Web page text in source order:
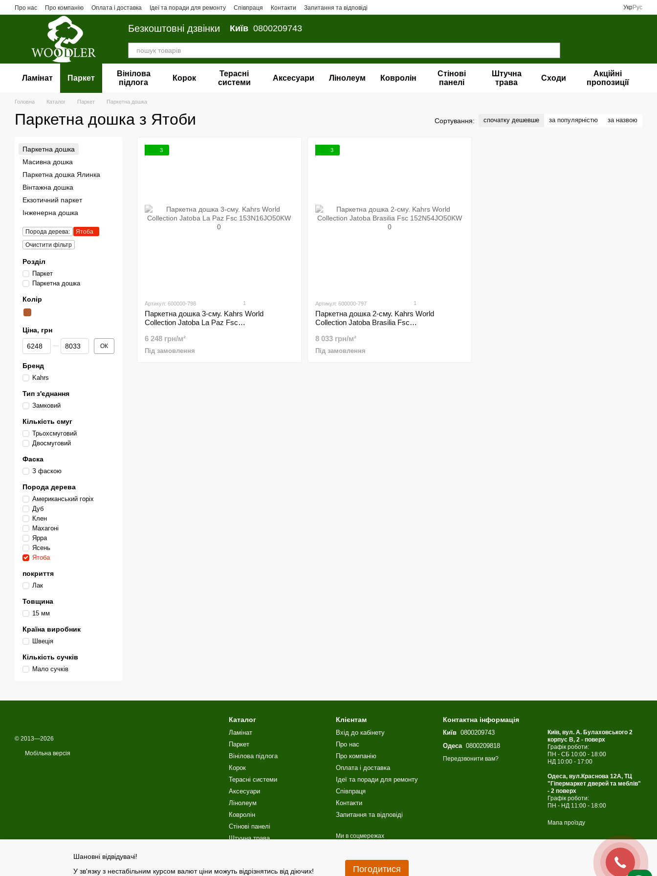
Перейти до основного контенту
Про нас Про компанію Оплата і доставка Ідеї та поради для ремонту Співпраця Контакти Запитання та відповіді УкрРус
Безкоштовні дзвінки Київ 0800209743
Ламінат Паркет
Вінілова
пiдлога
Корок
Терасні
системи
Аксесуари Лінолеум Ковролін
Стінові
панелі
Штучна
трава
Сходи
Акційні
пропозиції
Головна Каталог Паркет Паркетна дошка
Паркетна дошка з Ятоби Сортування: спочатку дешевше за популярністю за назвою
3
Артикул: 600000-798 1
Паркетна дошка 3-сму. Kahrs World
Collection Jatoba La Paz Fsc
6 248 грн/м²
Під замовлення
3
Артикул: 600000-797 1
Паркетна дошка 2-сму. Kahrs World
Collection Jatoba Brasilia Fsc
8 033 грн/м²
Під замовлення
Паркетна дошка
Масивна дошка
Паркетна дошка Ялинка
Вінтажна дошка
Екзотичний паркет
Інженерна дошка
Порода дерева:
Ятоба
Очистити фільтр
Розділ
Паркет
Паркетна дошка
Колір
Ціна, грн
Від Ціна, грн
До Ціна, грн ОК
Бренд
Kahrs
Тип з'єднання
Замковий
Кількість смуг
Трьохсмуговий
Двосмуговий
Фаска
З фаскою
Порода дерева
Американський горіх
Дуб
Клен
Махагоні
Ярра
Ясень
Ятоба
покриття
Лак
Товщина
15 мм
Країна виробник
Швеція
Кількість сучків
Мало сучків
© 2013—2026
Мобільна версія
Каталог
Ламінат
Паркет
Вінілова пiдлога
Корок
Терасні системи
Аксесуари
Лінолеум
Ковролін
Стінові панелі
Штучна трава
Клієнтам
Вхід до кабінету
Про нас
Про компанію
Оплата і доставка
Ідеї та поради для ремонту
Співпраця
Контакти
Запитання та відповіді
Ми в соцмережах
Контактна інформація
Київ 0800209743
Одеса0800209818
Передзвонити вам?
Київ, вул. А. Булаховського 2
корпус B, 2 - поверх
Графік роботи:
ПН - СБ 10:00 - 18:00
НД 10:00 - 17:00
Одеса, вул.Краснова 12А, ТЦ
"Гіпермаркет дверей та меблів"
- 2 поверх
Графік роботи:
ПН - НД 11:00 - 18:00
Мапа проїзду
Шановні відвідувачі!
У зв'язку з нестабільним курсом валют ціни можуть відрізнятись від діючих!
Погодитися